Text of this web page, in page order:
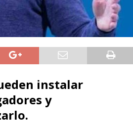
instalar
y